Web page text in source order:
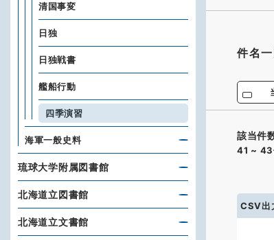
件名
該当件
41 ~ 43
CSV出
清国事変
日独
日独戦書
艦船行動
四季演習
海軍一般史料
琉球大学附属図書館
北海道立図書館
北海道立文書館